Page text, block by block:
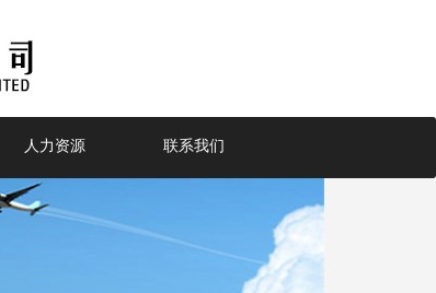
人力资源 联系我们